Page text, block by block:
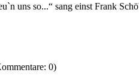
uns so...“ sang einst Frank
0)